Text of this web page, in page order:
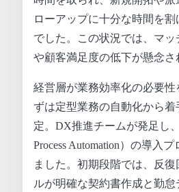
ローアップに十分な時間を
でした。この状況では、マ
や顧客満足度の低下が懸念さ
経営層が業務効率化の必要性
ずは定型業務の自動化から
定。DX推進チームが発足し
Process Automation）の導入
ました。初期段階では、反
ルが明確な契約書作成と勤